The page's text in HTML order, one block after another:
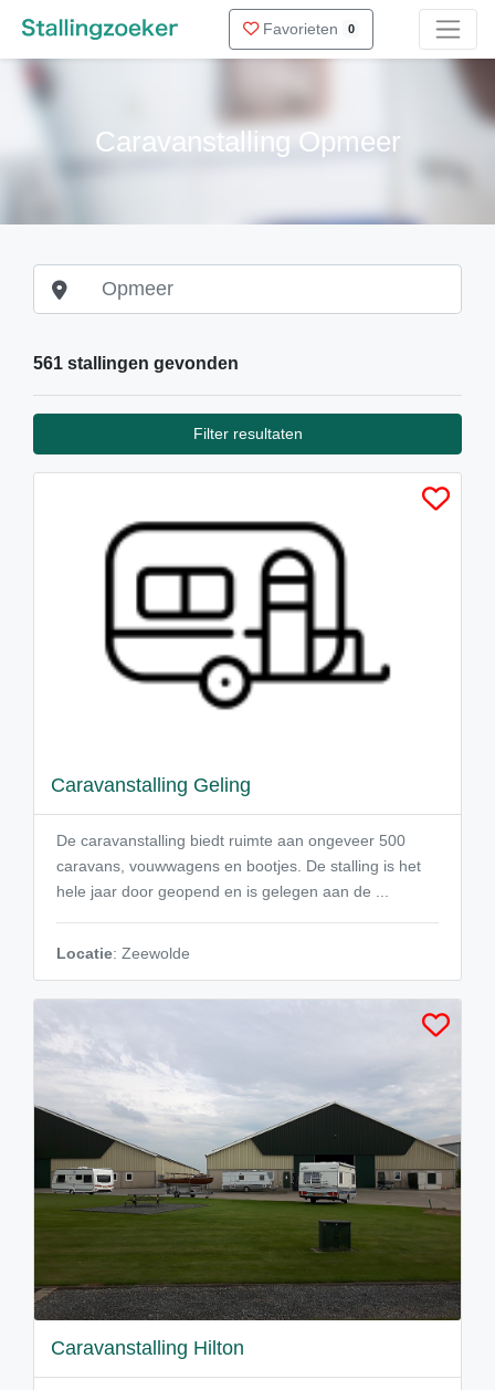
Favorieten 0
Caravanstalling Opmeer
561 stallingen gevonden
Filter resultaten
Caravanstalling Geling
De caravanstalling biedt ruimte aan ongeveer 500
caravans, vouwwagens en bootjes. De stalling is het
hele jaar door geopend en is gelegen aan de ...
Locatie: Zeewolde
Caravanstalling Hilton